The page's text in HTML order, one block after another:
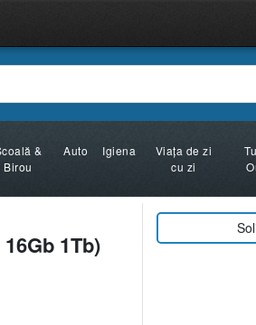
&
Birou
Auto Igiena
Viața de zi
cu zi
1Tb)